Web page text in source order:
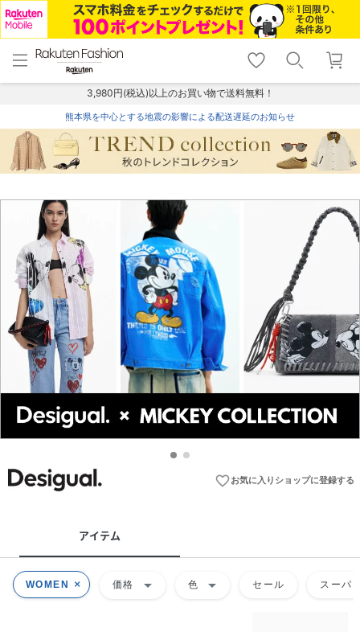
menu home
トップ
shopping_cart lock_outline
ログイン
3,980円(税込)以上のお買い物で送料無料！
熊本県を中心とする地震の影響による配送遅延のお知らせ
favorite_borderお気に入りショップに登録する
アイテム
WOMEN 価格 arrow_drop_down 色 arrow_drop_down セール スーパ